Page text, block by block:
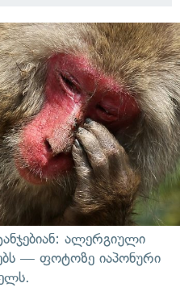
ალერგიული
— ფოტოზე იაპონური